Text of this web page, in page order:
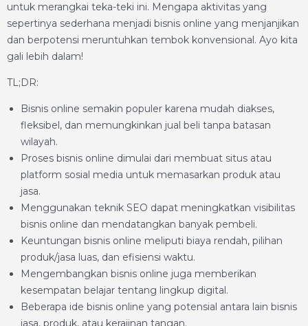
untuk merangkai teka-teki ini. Mengapa aktivitas yang
sepertinya sederhana menjadi bisnis online yang menjanjikan
dan berpotensi meruntuhkan tembok konvensional. Ayo kita
gali lebih dalam!
TL;DR:
Bisnis online semakin populer karena mudah diakses,
fleksibel, dan memungkinkan jual beli tanpa batasan
wilayah.
Proses bisnis online dimulai dari membuat situs atau
platform sosial media untuk memasarkan produk atau
jasa.
Menggunakan teknik SEO dapat meningkatkan visibilitas
bisnis online dan mendatangkan banyak pembeli.
Keuntungan bisnis online meliputi biaya rendah, pilihan
produk/jasa luas, dan efisiensi waktu.
Mengembangkan bisnis online juga memberikan
kesempatan belajar tentang lingkup digital.
Beberapa ide bisnis online yang potensial antara lain bisnis
jasa, produk, atau kerajinan tangan.